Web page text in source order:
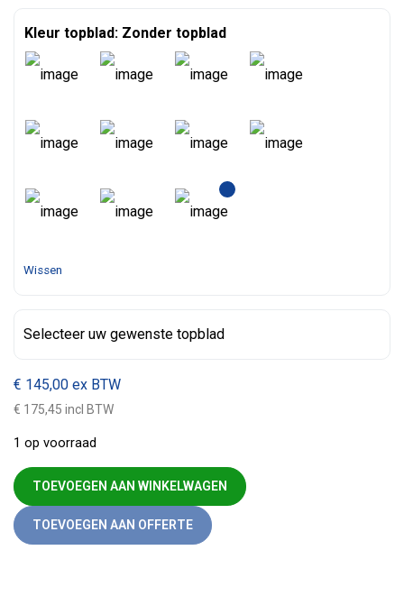
Kleur topblad: Zonder topblad
Wissen
Selecteer uw gewenste topblad
€ 145,00 ex BTW
€ 175,45 incl BTW
1 op voorraad
Metalen roldeurkast 70 x 80 wit aantal
TOEVOEGEN AAN WINKELWAGEN
TOEVOEGEN AAN OFFERTE